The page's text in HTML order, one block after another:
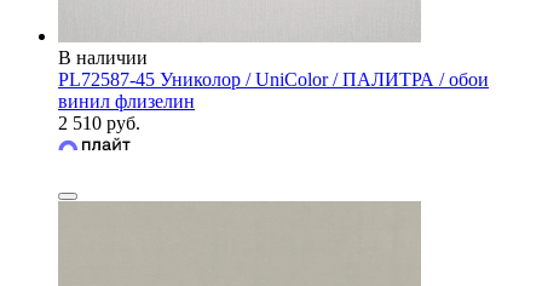
В наличии
PL72587-45 Униколор / UniColor / ПАЛИТРА / обои
винил флизелин
2 510 руб.